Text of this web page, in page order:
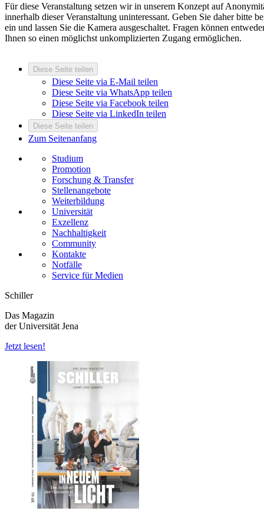
Für diese Veranstaltung setzen wir in unserem Konzept auf
innerhalb dieser Veranstaltung uninteressant. Geben Sie daher bitte
ein und lassen Sie die Kamera ausgeschaltet. Fragen können
Ihnen so einen möglichst unkomplizierten Zugang ermöglichen.
Diese Seite teilen
Diese Seite via E-Mail teilen
Diese Seite via WhatsApp teilen
Diese Seite via Facebook teilen
Diese Seite via LinkedIn teilen
Diese Seite teilen
Zum Seitenanfang
Studium
Promotion
Forschung & Transfer
Stellenangebote
Weiterbildung
Universität
Exzellenz
Nachhaltigkeit
Community
Kontakte
Notfälle
Service für Medien
Schiller
Das Magazin
der Universität Jena
Jetzt lesen!